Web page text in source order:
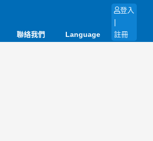
聯絡我們 Language
登入
|
註冊